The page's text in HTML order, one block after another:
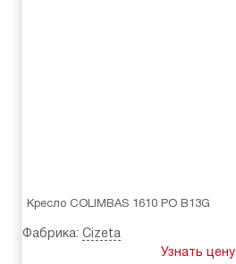
Кресло COLIMBAS 1610 PO B13G
Фабрика: Cizeta
Узнать цену